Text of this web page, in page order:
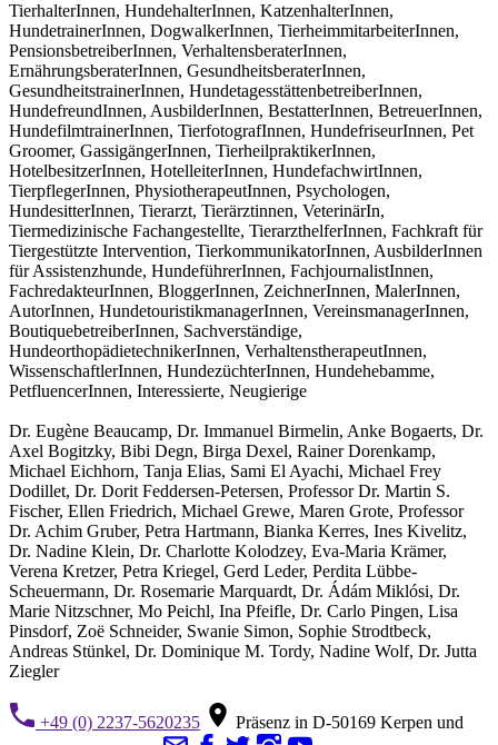
TierhalterInnen, HundehalterInnen, KatzenhalterInnen,
HundetrainerInnen, DogwalkerInnen, TierheimmitarbeiterInnen,
PensionsbetreiberInnen, VerhaltensberaterInnen,
ErnährungsberaterInnen, GesundheitsberaterInnen,
GesundheitstrainerInnen, HundetagesstättenbetreiberInnen,
HundefreundInnen, AusbilderInnen, BestatterInnen, BetreuerInnen,
HundefilmtrainerInnen, TierfotografInnen, HundefriseurInnen, Pet
Groomer, GassigängerInnen, TierheilpraktikerInnen,
HotelbesitzerInnen, HotelleiterInnen, HundefachwirtInnen,
TierpflegerInnen, PhysiotherapeutInnen, Psychologen,
HundesitterInnen, Tierarzt, Tierärztinnen, VeterinärIn,
Tiermedizinische Fachangestellte, TierarzthelferInnen, Fachkraft für
Tiergestützte Intervention, TierkommunikatorInnen, AusbilderInnen
für Assistenzhunde, HundeführerInnen, FachjournalistInnen,
FachredakteurInnen, BloggerInnen, ZeichnerInnen, MalerInnen,
AutorInnen, HundetouristikmanagerInnen, VereinsmanagerInnen,
BoutiquebetreiberInnen, Sachverständige,
HundeorthopädietechnikerInnen, VerhaltenstherapeutInnen,
WissenschaftlerInnen, HundezüchterInnen, Hundehebamme,
PetfluencerInnen, Interessierte, Neugierige
Dr. Eugène Beaucamp, Dr. Immanuel Birmelin, Anke Bogaerts, Dr.
Axel Bogitzky, Bibi Degn, Birga Dexel, Rainer Dorenkamp,
Michael Eichhorn, Tanja Elias, Sami El Ayachi, Michael Frey
Dodillet, Dr. Dorit Feddersen-Petersen, Professor Dr. Martin S.
Fischer, Ellen Friedrich, Michael Grewe, Maren Grote, Professor
Dr. Achim Gruber, Petra Hartmann, Bianka Kerres, Ines Kivelitz,
Dr. Nadine Klein, Dr. Charlotte Kolodzey, Eva-Maria Krämer,
Verena Kretzer, Petra Kriegel, Gerd Leder, Perdita Lübbe-
Scheuermann, Dr. Rosemarie Marquardt, Dr. Ádám Miklósi, Dr.
Marie Nitzschner, Mo Peichl, Ina Pfeifle, Dr. Carlo Pingen, Lisa
Pinsdorf, Zoë Schneider, Swanie Simon, Sophie Strodtbeck,
Andreas Stünkel, Dr. Dominique M. Tordy, Nadine Wolf, Dr. Jutta
Ziegler
+49 (0) 2237-5620235
Präsenz in D-50169 Kerpen und